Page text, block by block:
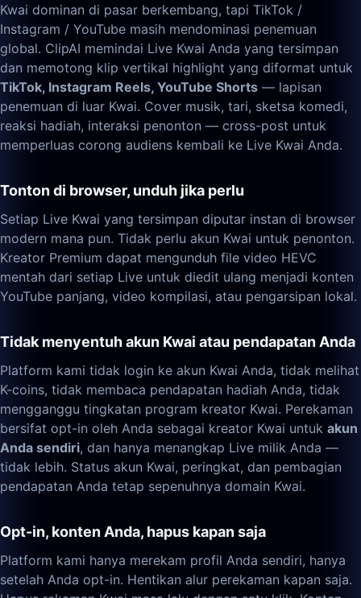
Kwai dominan di pasar berkembang, tapi TikTok /
Instagram / YouTube masih mendominasi penemuan
global. ClipAI memindai Live Kwai Anda yang tersimpan
dan memotong klip vertikal highlight yang diformat untuk
TikTok, Instagram Reels, YouTube Shorts — lapisan
penemuan di luar Kwai. Cover musik, tari, sketsa komedi,
reaksi hadiah, interaksi penonton — cross-post untuk
memperluas corong audiens kembali ke Live Kwai Anda.
Tonton di browser, unduh jika perlu
Setiap Live Kwai yang tersimpan diputar instan di browser
modern mana pun. Tidak perlu akun Kwai untuk penonton.
Kreator Premium dapat mengunduh file video HEVC
mentah dari setiap Live untuk diedit ulang menjadi konten
YouTube panjang, video kompilasi, atau pengarsipan lokal.
Tidak menyentuh akun Kwai atau pendapatan Anda
Platform kami tidak login ke akun Kwai Anda, tidak melihat
K-coins, tidak membaca pendapatan hadiah Anda, tidak
mengganggu tingkatan program kreator Kwai. Perekaman
bersifat opt-in oleh Anda sebagai kreator Kwai untuk akun
Anda sendiri, dan hanya menangkap Live milik Anda —
tidak lebih. Status akun Kwai, peringkat, dan pembagian
pendapatan Anda tetap sepenuhnya domain Kwai.
Opt-in, konten Anda, hapus kapan saja
Platform kami hanya merekam profil Anda sendiri, hanya
setelah Anda opt-in. Hentikan alur perekaman kapan saja.